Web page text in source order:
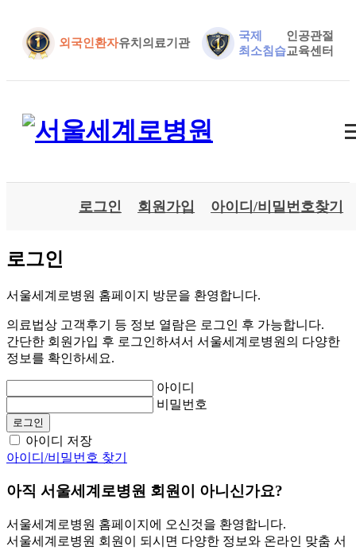
외국인환자유치의료기관
국제
최소침습
인공관절
교육센터
로그인 회원가입 아이디/비밀번호찾기
로그인
서울세계로병원 홈페이지 방문을 환영합니다.
의료법상 고객후기 등 정보 열람은 로그인 후 가능합니다.
간단한 회원가입 후 로그인하셔서 서울세계로병원의 다양한
정보를 확인하세요.
아이디
비밀번호
로그인
아이디 저장
아이디/비밀번호 찾기
아직 서울세계로병원 회원이 아니신가요?
서울세계로병원 홈페이지에 오신것을 환영합니다.
서울세계로병원 회원이 되시면 다양한 정보와 온라인 맞춤 서